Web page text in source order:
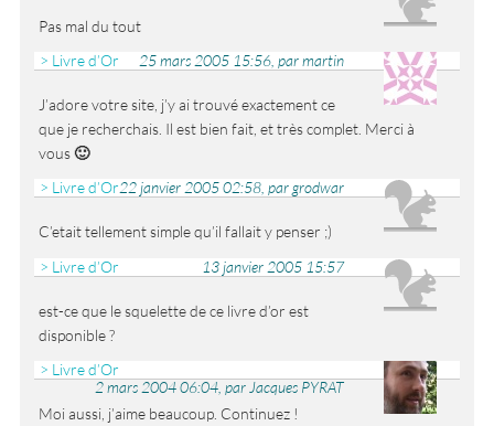
Pas mal du tout
> Livre d’Or
25 mars 2005 15:56, par martin
J’adore votre site, j’y ai trouvé exactement ce
que je recherchais. Il est bien fait, et très complet. Merci à
vous🙂
> Livre d’Or22 janvier 2005 02:58, par grodwar
C’etait tellement simple qu’il fallait y penser ;)
> Livre d’Or
13 janvier 2005 15:57
est-ce que le squelette de ce livre d’or est
disponible ?
> Livre d’Or
2 mars 2004 06:04, par Jacques PYRAT
Moi aussi, j’aime beaucoup. Continuez !